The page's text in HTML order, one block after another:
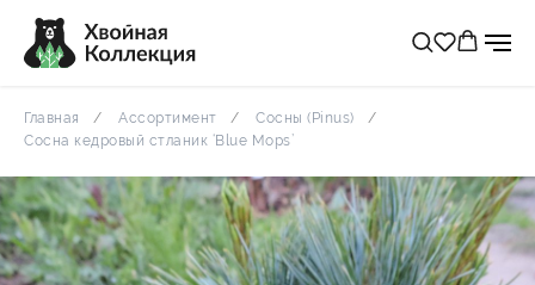
Главная Ассортимент
Сосны (Pinus)
Сосна кедровый стланик ‘Blue Mops’
популярное рекомендуем